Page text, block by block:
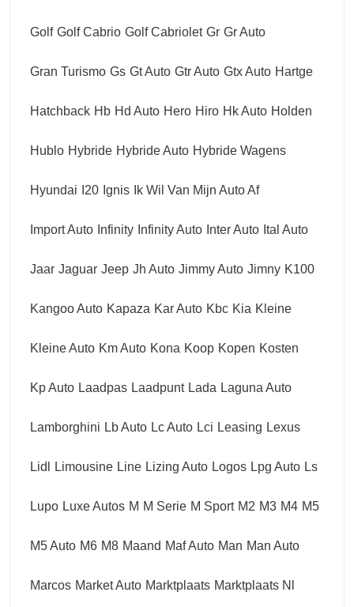
Golf Golf Cabrio Golf Cabriolet Gr Gr Auto
Gran Turismo Gs Gt Auto Gtr Auto Gtx Auto Hartge
Hatchback Hb Hd Auto Hero Hiro Hk Auto Holden
Hublo Hybride Hybride Auto Hybride Wagens
Hyundai I20 Ignis Ik Wil Van Mijn Auto Af
Import Auto Infinity Infinity Auto Inter Auto Ital Auto
Jaar Jaguar Jeep Jh Auto Jimmy Auto Jimny K100
Kangoo Auto Kapaza Kar Auto Kbc Kia Kleine
Kleine Auto Km Auto Kona Koop Kopen Kosten
Kp Auto Laadpas Laadpunt Lada Laguna Auto
Lamborghini Lb Auto Lc Auto Lci Leasing Lexus
Lidl Limousine Line Lizing Auto Logos Lpg Auto Ls
Lupo Luxe Autos M M Serie M Sport M2 M3 M4 M5
M5 Auto M6 M8 Maand Maf Auto Man Man Auto
Marcos Market Auto Marktplaats Marktplaats Nl